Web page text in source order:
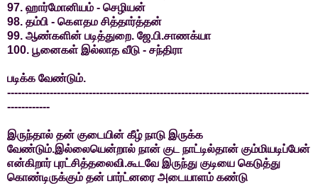
97. ஹார்மோனியம் - செழியன்
98. தம்பி - கௌதம சித்தார்த்தன்
99. ஆண்களின் படித்துறை. ஜே.பி.சாணக்யா
100. பூனைகள் இல்லாத வீடு - சந்திரா
படிக்க வேண்டும்.
-------------------------------------------------------------------------------------
------------
இருந்தால் தன் குடையின் கீழ் நாடு இருக்க
வேண்டும்.இல்லையென்றால் நான் குட நாட்டில்தான் கும்மியடிப்பேன்
என்கிறார் புரட்சித்தலைவி.கூடவே இருந்து குடியை கெடுத்து
கொண்டிருக்கும் தன் பார்ட்னரை அடையாளம் கண்டு